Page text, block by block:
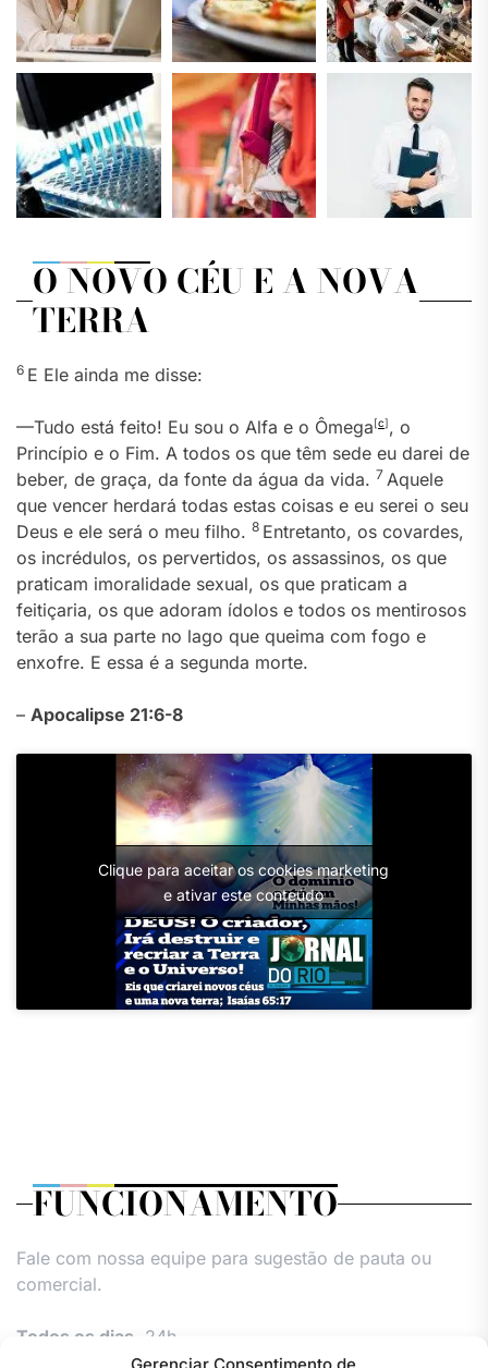
O NOVO CÉU E A NOVA
TERRA
6 E Ele ainda me disse:
—Tudo está feito! Eu sou o Alfa e o Ômega[c], o
Princípio e o Fim. A todos os que têm sede eu darei de
beber, de graça, da fonte da água da vida. 7 Aquele
que vencer herdará todas estas coisas e eu serei o seu
Deus e ele será o meu filho. 8 Entretanto, os covardes,
os incrédulos, os pervertidos, os assassinos, os que
praticam imoralidade sexual, os que praticam a
feitiçaria, os que adoram ídolos e todos os mentirosos
terão a sua parte no lago que queima com fogo e
enxofre. E essa é a segunda morte.
– Apocalipse 21:6-8
Clique para aceitar os cookies marketing
e ativar este conteúdo
FUNCIONAMENTO
Fale com nossa equipe para sugestão de pauta ou
comercial.
Todos os dias, 24h.